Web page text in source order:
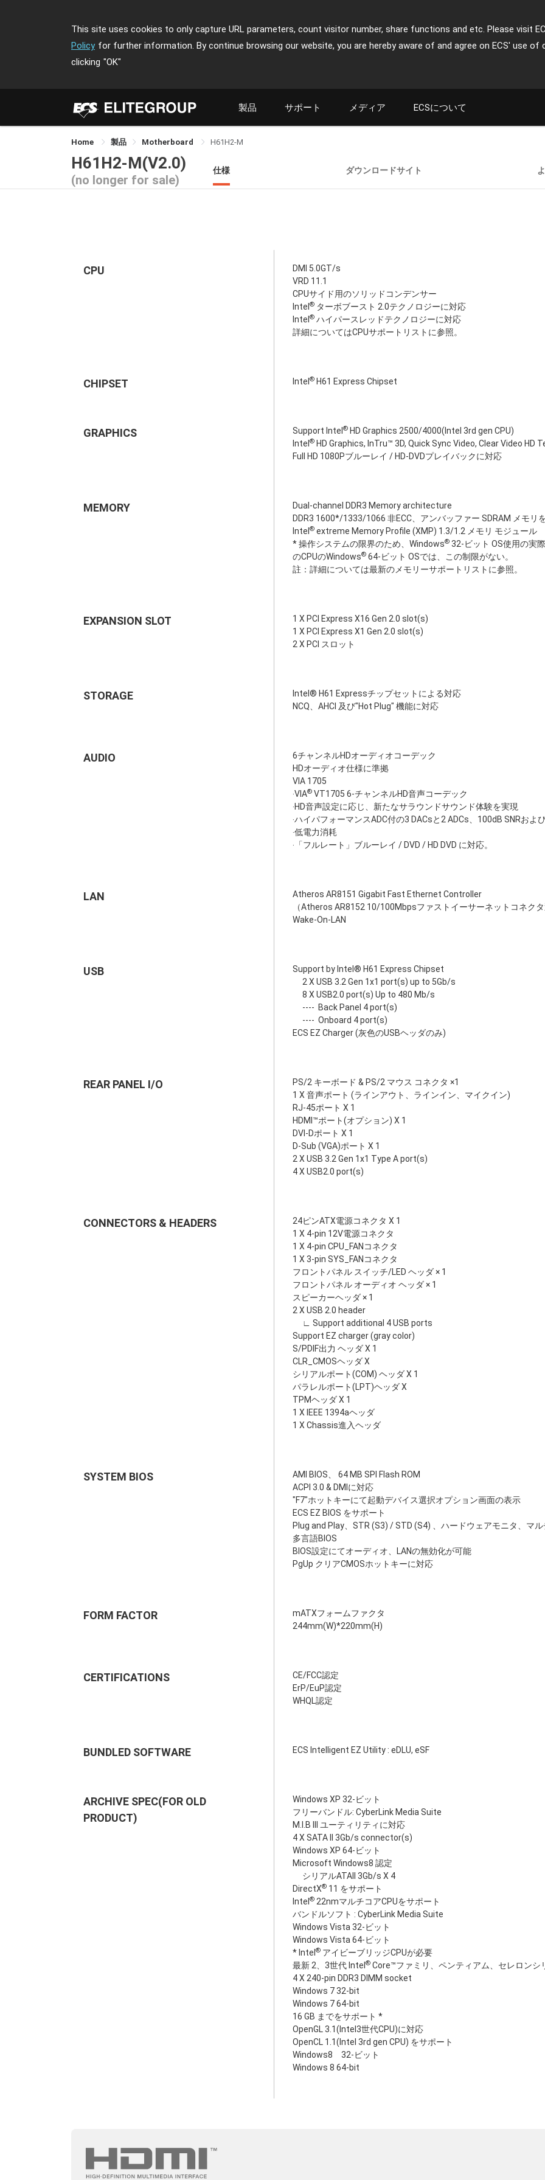
This site uses cookies to only capture URL parameters, count visitor number, share functions and etc. Please visit
Policy for further information. By continue browsing our website, you are hereby aware of and agree on ECS' use of
clicking "OK"
製品 サポート メディア ECSについて
Home 製品 Motherboard H61H2-M
H61H2-M(V2.0)
(no longer for sale)
仕様 ダウンロードサイト
CPU
DMI 5.0GT/s
VRD 11.1
CPUサイド用のソリッドコンデンサー
Intel ® ターボブースト 2.0テクノロジーに対応
Intel ® ハイパースレッドテクノロジーに対応
詳細についてはCPUサポートリストに参照。
CHIPSET Intel ® H61 Express Chipset
GRAPHICS Support Intel ® HD Graphics 2500/4000(Intel 3rd gen CPU)
Intel ® HD Graphics, InTru™ 3D, Quick Sync Video, Clear Video HD
Full HD 1080Pブルーレイ / HD-DVDプレイバックに対応
MEMORY
Dual-channel DDR3 Memory architecture
DDR3 1600*/1333/1066 非ECC、アンバッファー SDRAM メモリ
Intel ® extreme Memory Profile (XMP) 1.3/1.2 メモリ モジュール
* 操作システムの限界のため、Windows® 32-ビット OS使用の実
のCPUのWindows® 64-ビット OSでは、この制限がない。
註：詳細については最新のメモリーサポートリストに参照。
EXPANSION SLOT
1 X PCI Express X16 Gen 2.0 slot(s)
1 X PCI Express X1 Gen 2.0 slot(s)
2 X PCI スロット
STORAGE
Intel® H61 Expressチップセットによる対応
NCQ、AHCI 及び"Hot Plug" 機能に対応
AUDIO
6チャンネルHDオーディオコーデック
HDオーディオ仕様に準拠
VIA 1705
‧VIA® VT1705 6-チャンネルHD音声コーデック
‧HD音声設定に応じ、新たなサラウンドサウンド体験を実現
‧ハイパフォーマンスADC付の3 DACsと2 ADCs、100dB SNRお
‧低電力消耗
‧「フルレート」ブルーレイ / DVD / HD DVD に対応。
LAN
Atheros AR8151 Gigabit Fast Ethernet Controller
（Atheros AR8152 10/100Mbpsファストイーサーネットコネクタ
Wake-On-LAN
USB
Support by Intel® H61 Express Chipset
2 X USB 3.2 Gen 1x1 port(s) up to 5Gb/s
8 X USB2.0 port(s) Up to 480 Mb/s
---- Back Panel 4 port(s)
---- Onboard 4 port(s)
ECS EZ Charger (灰色のUSBヘッダのみ)
REAR PANEL I/O
PS/2 キーボード & PS/2 マウス コネクタ ×1
1 X 音声ポート (ラインアウト、ラインイン、マイクイン)
RJ-45ポート X 1
HDMI™ポート(オプション) X 1
DVI-Dポート X 1
D-Sub (VGA)ポート X 1
2 X USB 3.2 Gen 1x1 Type A port(s)
4 X USB2.0 port(s)
CONNECTORS & HEADERS
24ピンATX電源コネクタ X 1
1 X 4-pin 12V電源コネクタ
1 X 4-pin CPU_FANコネクタ
1 X 3-pin SYS_FANコネクタ
フロントパネル スイッチ/LED ヘッダ × 1
フロントパネル オーディオ ヘッダ × 1
スピーカーヘッダ × 1
2 X USB 2.0 header
∟ Support additional 4 USB ports
Support EZ charger (gray color)
S/PDIF出力 ヘッダ X 1
CLR_CMOSヘッダ X
シリアルポート(COM) ヘッダ X 1
パラレルポート(LPT)ヘッダ X
TPMヘッダ X 1
1 X IEEE 1394aヘッダ
1 X Chassis進入ヘッダ
SYSTEM BIOS
AMI BIOS、 64 MB SPI Flash ROM
ACPI 3.0 & DMIに対応
"F7"ホットキーにて起動デバイス選択オプション画面の表示
ECS EZ BIOS をサポート
Plug and Play、STR (S3) / STD (S4) 、ハードウェアモニタ、マル
多言語BIOS
BIOS設定にてオーディオ、LANの無効化が可能
PgUp クリアCMOSホットキーに対応
FORM FACTOR
mATXフォームファクタ
244mm(W)*220mm(H)
CERTIFICATIONS
CE/FCC認定
ErP/EuP認定
WHQL認定
BUNDLED SOFTWARE ECS Intelligent EZ Utility : eDLU, eSF
ARCHIVE SPEC(FOR OLD
PRODUCT)
Windows XP 32-ビット
フリーバンドル: CyberLink Media Suite
M.I.B III ユーティリティに対応
4 X SATA II 3Gb/s connector(s)
Windows XP 64-ビット
Microsoft Windows8 認定
シリアルATAII 3Gb/s X 4
DirectX® 11 をサポート
Intel ® 22nmマルチコアCPUをサポート
バンドルソフト : CyberLink Media Suite
Windows Vista 32-ビット
Windows Vista 64-ビット
* Intel ® アイビーブリッジCPUが必要
最新 2、3世代 Intel ® Core™ファミリ、ペンティアム、セレロンシ
4 X 240-pin DDR3 DIMM socket
Windows 7 32-bit
Windows 7 64-bit
16 GB までをサポート *
OpenGL 3.1(Intel3世代CPU)に対応
OpenCL 1.1(Intel 3rd gen CPU) をサポート
Windows8 32-ビット
Windows 8 64-bit